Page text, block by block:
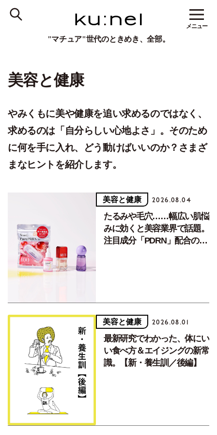
"マチュア"世代のときめき、全部。
メニュー
美容と健康
やみくもに美や健康を追い求めるのではなく、
求めるのは「自分らしい心地よさ」。そのため
に何を手に入れ、どう動けばいいのか？さまざ
まなヒントを紹介します。
美容と健康 2026.08.04
たるみや毛穴……幅広い肌悩
みに効くと美容業界で話題。
注目成分「PDRN」配合のコ
美容と健康 2026.08.01
最新研究でわかった、体にい
い食べ方＆エイジングの新常
識。【新・養生訓／後編】